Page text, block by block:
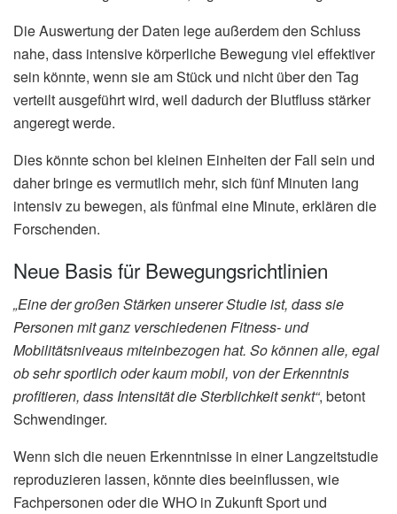
Die Auswertung der Daten lege außerdem den Schluss
nahe, dass intensive körperliche Bewegung viel effektiver
sein könnte, wenn sie am Stück und nicht über den Tag
verteilt ausgeführt wird, weil dadurch der Blutfluss stärker
angeregt werde.
Dies könnte schon bei kleinen Einheiten der Fall sein und
daher bringe es vermutlich mehr, sich fünf Minuten lang
intensiv zu bewegen, als fünfmal eine Minute, erklären die
Forschenden.
Neue Basis für Bewegungsrichtlinien
„Eine der großen Stärken unserer Studie ist, dass sie
Personen mit ganz verschiedenen Fitness- und
Mobilitätsniveaus miteinbezogen hat. So können alle, egal
ob sehr sportlich oder kaum mobil, von der Erkenntnis
profitieren, dass Intensität die Sterblichkeit senkt“, betont
Schwendinger.
Wenn sich die neuen Erkenntnisse in einer Langzeitstudie
reproduzieren lassen, könnte dies beeinflussen, wie
Fachpersonen oder die WHO in Zukunft Sport und